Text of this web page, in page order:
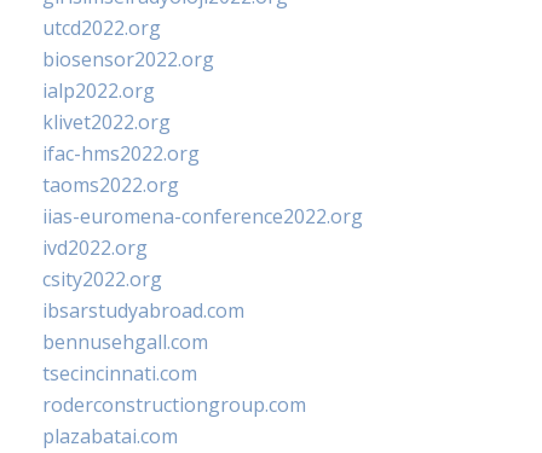
utcd2022.org
biosensor2022.org
ialp2022.org
klivet2022.org
ifac-hms2022.org
taoms2022.org
iias-euromena-conference2022.org
ivd2022.org
csity2022.org
ibsarstudyabroad.com
bennusehgall.com
tsecincinnati.com
roderconstructiongroup.com
plazabatai.com